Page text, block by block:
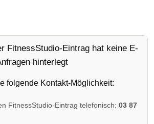
FitnessStudio-Eintrag hat keine E-
hinterlegt
folgende Kontakt-Möglichkeit:
FitnessStudio-Eintrag telefonisch:03 87